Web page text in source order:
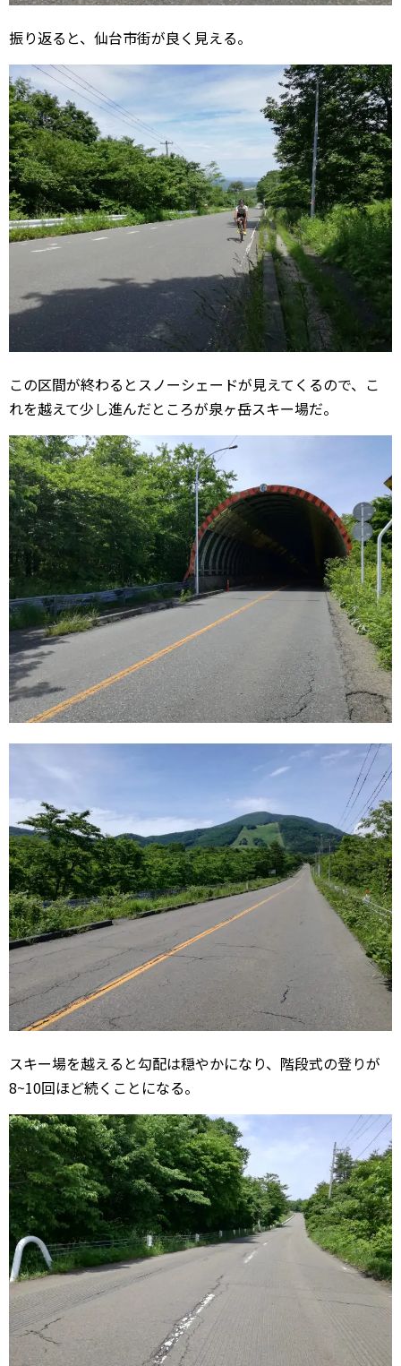
振り返ると、仙台市街が良く見える。
この区間が終わるとスノーシェードが見えてくるので、こ
れを越えて少し進んだところが泉ヶ岳スキー場だ。
スキー場を越えると勾配は穏やかになり、階段式の登りが
8~10回ほど続くことになる。